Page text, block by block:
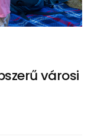
városi